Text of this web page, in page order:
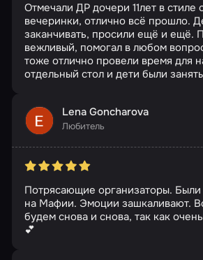
Отмечали ДР дочери 11лет в стиле
вечеринки, отлично всё прошло.
заканчивать, просили ещё и ещё.
вежливый, помогал в любом
тоже отлично провели время для
отдельный стол и дети были
Lena Goncharova
Любитель
Потрясающие организаторы.
на Мафии. Эмоции зашкаливают.
будем снова и снова, так как
💕